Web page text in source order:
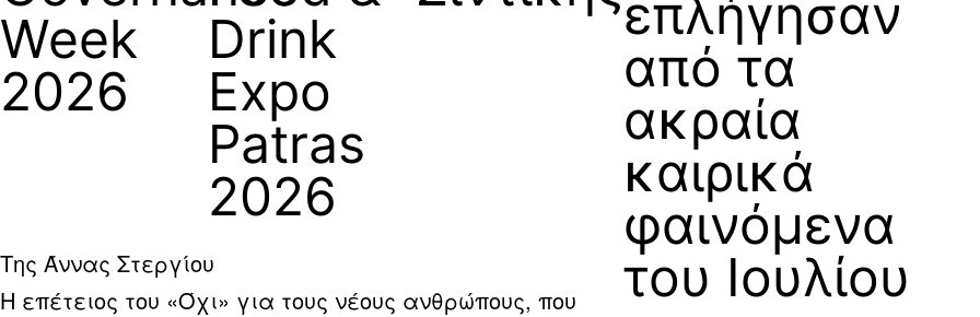
Week
2026
Drink
Expo
Patras
2026
Της Άννας Στεργίου
Η επέτειος του «Όχι» για τους νέους ανθρώπους, που
επλήγησαν
από τα
ακραία
καιρικά
φαινόμενα
του Ιουλίου